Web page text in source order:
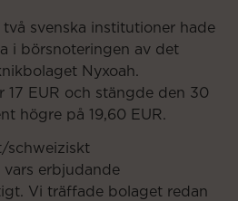
två svenska institutioner hade
i börsnoteringen av det
Nyxoah.
17 EUR och stängde den 30
högre på 19,60 EUR.
schweiziskt
erbjudande
Vi träffade bolaget redan